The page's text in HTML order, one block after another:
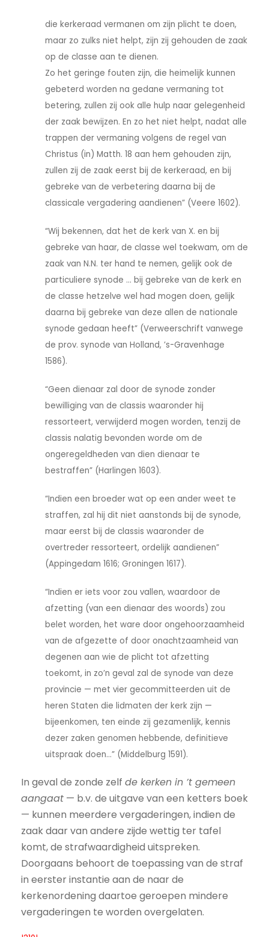
die kerkeraad vermanen om zijn plicht te doen,
maar zo zulks niet helpt, zijn zij gehouden de zaak
op de classe aan te dienen.
Zo het geringe fouten zijn, die heimelijk kunnen
gebeterd worden na gedane vermaning tot
betering, zullen zij ook alle hulp naar gelegenheid
der zaak bewijzen. En zo het niet helpt, nadat alle
trappen der vermaning volgens de regel van
Christus (in) Matth. 18 aan hem gehouden zijn,
zullen zij de zaak eerst bij de kerkeraad, en bij
gebreke van de verbetering daarna bij de
classicale vergadering aandienen” (Veere 1602).
“Wij bekennen, dat het de kerk van X. en bij
gebreke van haar, de classe wel toekwam, om de
zaak van N.N. ter hand te nemen, gelijk ook de
particuliere synode ... bij gebreke van de kerk en
de classe hetzelve wel had mogen doen, gelijk
daarna bij gebreke van deze allen de nationale
synode gedaan heeft” (Verweerschrift vanwege
de prov. synode van Holland, ’s-Gravenhage
1586).
“Geen dienaar zal door de synode zonder
bewilliging van de classis waaronder hij
ressorteert, verwijderd mogen worden, tenzij de
classis nalatig bevonden worde om de
ongeregeldheden van dien dienaar te
bestraffen” (Harlingen 1603).
“Indien een broeder wat op een ander weet te
straffen, zal hij dit niet aanstonds bij de synode,
maar eerst bij de classis waaronder de
overtreder ressorteert, ordelijk aandienen”
(Appingedam 1616; Groningen 1617).
“Indien er iets voor zou vallen, waardoor de
afzetting (van een dienaar des woords) zou
belet worden, het ware door ongehoorzaamheid
van de afgezette of door onachtzaamheid van
degenen aan wie de plicht tot afzetting
toekomt, in zo’n geval zal de synode van deze
provincie — met vier gecommitteerden uit de
heren Staten die lidmaten der kerk zijn —
bijeenkomen, ten einde zij gezamenlijk, kennis
dezer zaken genomen hebbende, definitieve
uitspraak doen…” (Middelburg 1591).
In geval de zonde zelf de kerken in ’t gemeen
aangaat — b.v. de uitgave van een ketters boek
— kunnen meerdere vergaderingen, indien de
zaak daar van andere zijde wettig ter tafel
komt, de strafwaardigheid uitspreken.
Doorgaans behoort de toepassing van de straf
in eerster instantie aan de naar de
kerkenordening daartoe geroepen mindere
vergaderingen te worden overgelaten.